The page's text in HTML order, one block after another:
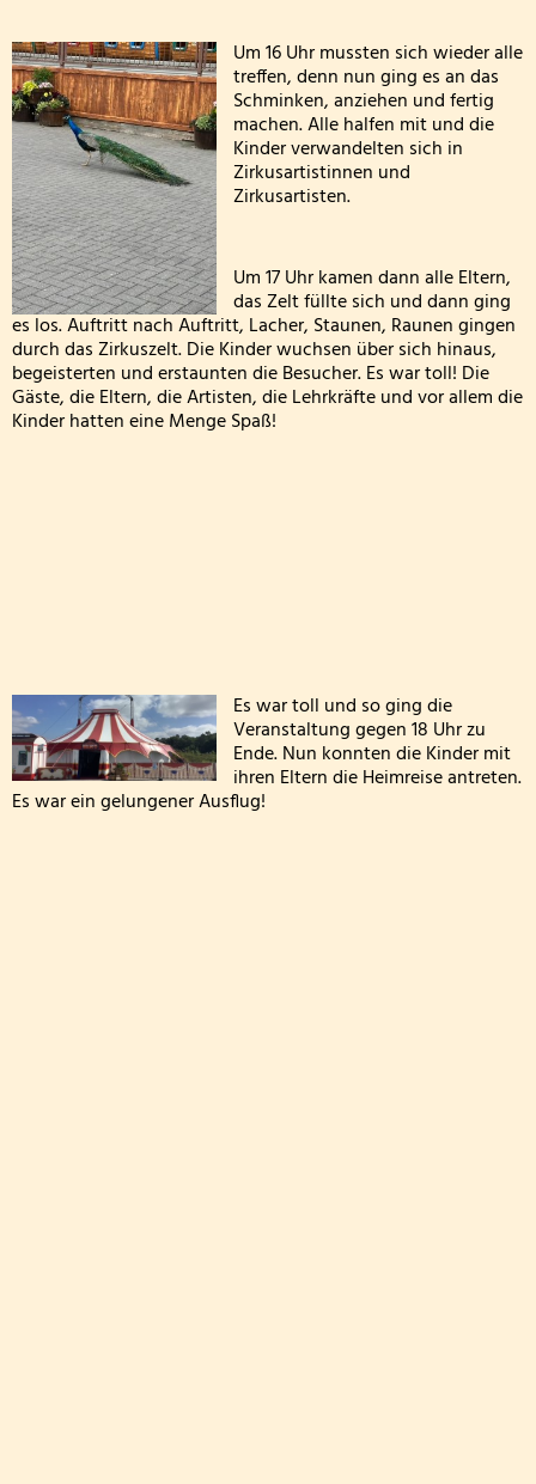
Fußballturnier Kreismeisterschaft der Mädchen
Knollenaktion der Bärenklasse
Blumen pflanzen für die Fensterbänke
Sportfest der Grundschule St. Andreas Altrich
Der amtierende Vizeweltmeister im
Mitmachzirkus Kobern-Gondorf
Kreissportfest 2026
Um 16 Uhr mussten sich wieder alle
treffen, denn nun ging es an das
Schminken, anziehen und fertig
machen. Alle halfen mit und die
Kinder verwandelten sich in
Zirkusartistinnen und
Zirkusartisten.
Um 17 Uhr kamen dann alle Eltern,
das Zelt füllte sich und dann ging
es los. Auftritt nach Auftritt, Lacher, Staunen, Raunen gingen
durch das Zirkuszelt. Die Kinder wuchsen über sich hinaus,
begeisterten und erstaunten die Besucher. Es war toll! Die
Gäste, die Eltern, die Artisten, die Lehrkräfte und vor allem die
Kinder hatten eine Menge Spaß!
Es war toll und so ging die
Veranstaltung gegen 18 Uhr zu
Ende. Nun konnten die Kinder mit
ihren Eltern die Heimreise antreten.
Es war ein gelungener Ausflug!